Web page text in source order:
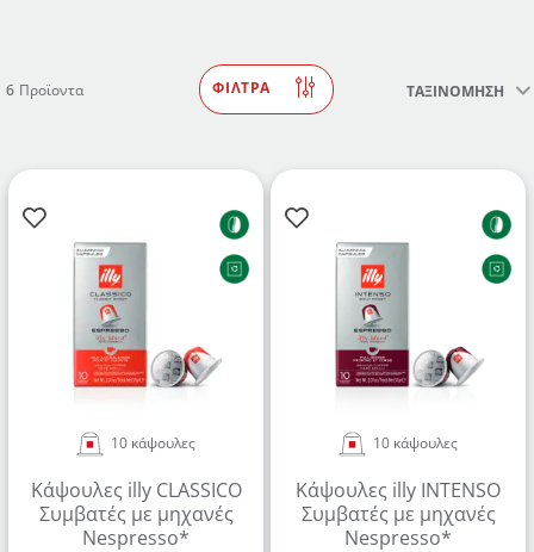
6 Προϊοντα ΦΙΛΤΡΑ ΤΑΞΙΝΟΜΗΣΗ
10 κάψουλες
Κάψουλες illy CLASSICO
Συμβατές με μηχανές
Nespresso*
10 κάψουλες
Κάψουλες illy INTENSO
Συμβατές με μηχανές
Nespresso*